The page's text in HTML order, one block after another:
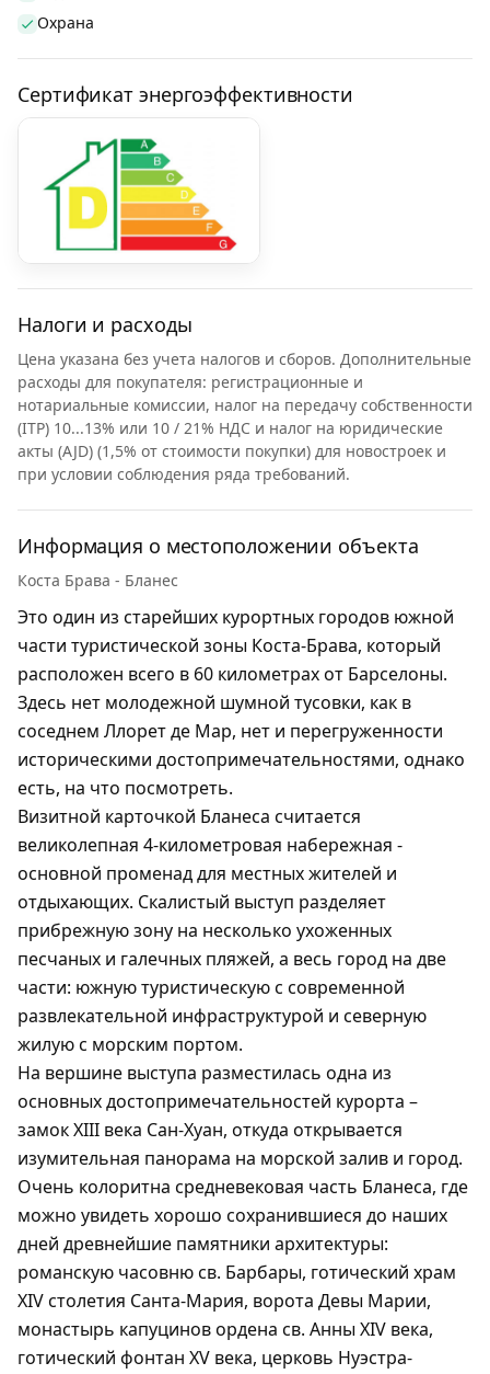
Охрана
Сертификат энергоэффективности
Налоги и расходы
Цена указана без учета налогов и сборов. Дополнительные
расходы для покупателя: регистрационные и
нотариальные комиссии, налог на передачу собственности
(ITP) 10...13% или 10 / 21% НДС и налог на юридические
акты (AJD) (1,5% от стоимости покупки) для новостроек и
при условии соблюдения ряда требований.
Информация о местоположении объекта
Коста Брава - Бланес
Это один из старейших курортных городов южной
части туристической зоны Коста-Брава, который
расположен всего в 60 километрах от Барселоны.
Здесь нет молодежной шумной тусовки, как в
соседнем Ллорет де Мар, нет и перегруженности
историческими достопримечательностями, однако
есть, на что посмотреть.
Визитной карточкой Бланеса считается
великолепная 4-километровая набережная -
основной променад для местных жителей и
отдыхающих. Скалистый выступ разделяет
прибрежную зону на несколько ухоженных
песчаных и галечных пляжей, а весь город на две
части: южную туристическую с современной
развлекательной инфраструктурой и северную
жилую с морским портом.
На вершине выступа разместилась одна из
основных достопримечательностей курорта –
замок XIII века Сан-Хуан, откуда открывается
изумительная панорама на морской залив и город.
Очень колоритна средневековая часть Бланеса, где
можно увидеть хорошо сохранившиеся до наших
дней древнейшие памятники архитектуры:
романскую часовню св. Барбары, готический храм
XIV столетия Санта-Мария, ворота Девы Марии,
монастырь капуцинов ордена св. Анны XIV века,
готический фонтан XV века, церковь Нуэстра-